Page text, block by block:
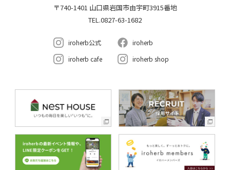
〒740-1401 山口県岩国市由宇町3915番地
TEL.0827-63-1682
iroherb公式
iroherb
iroherb cafe
iroherb shop